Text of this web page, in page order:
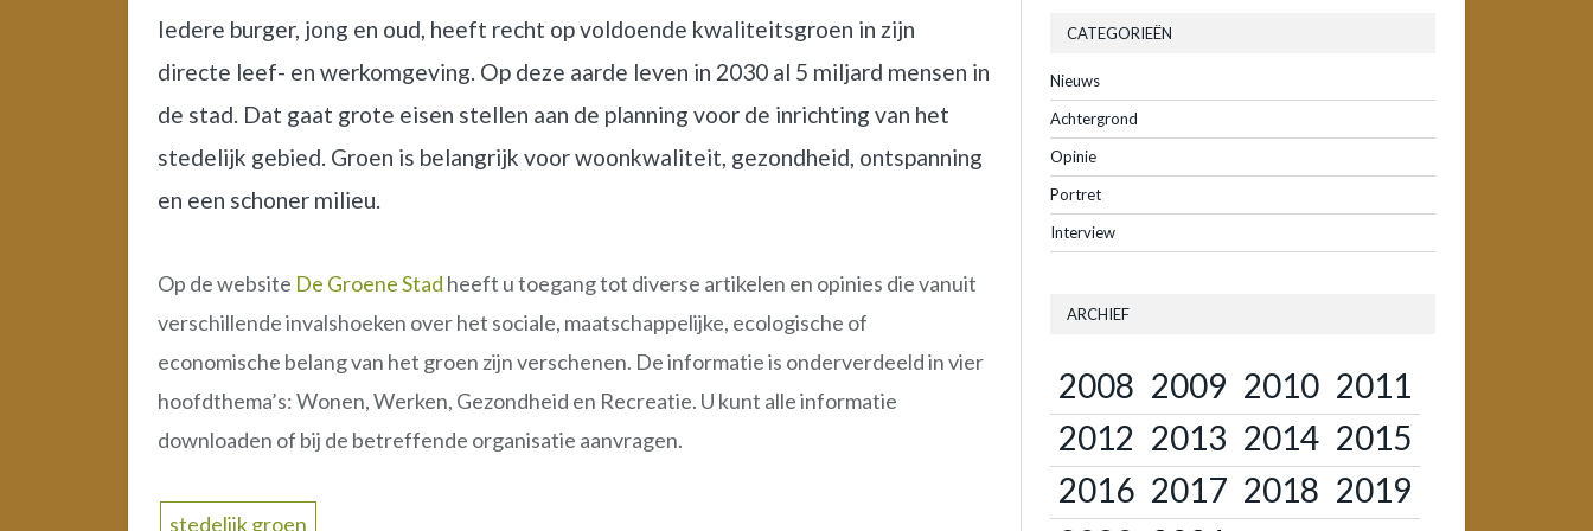
Iedere burger, jong en oud, heeft recht op voldoende kwaliteitsgroen in zijn
directe leef- en werkomgeving. Op deze aarde leven in 2030 al 5 miljard mensen in
de stad. Dat gaat grote eisen stellen aan de planning voor de inrichting van het
stedelijk gebied. Groen is belangrijk voor woonkwaliteit, gezondheid, ontspanning
en een schoner milieu.
Op de website De Groene Stad heeft u toegang tot diverse artikelen en opinies die vanuit
verschillende invalshoeken over het sociale, maatschappelijke, ecologische of
economische belang van het groen zijn verschenen. De informatie is onderverdeeld in vier
hoofdthema’s: Wonen, Werken, Gezondheid en Recreatie. U kunt alle informatie
downloaden of bij de betreffende organisatie aanvragen.
stedelijk groen
CATEGORIEËN
Nieuws
Achtergrond
Opinie
Portret
Interview
ARCHIEF
2008 2009 2010 2011
2012 2013 2014 2015
2016 2017 2018 2019